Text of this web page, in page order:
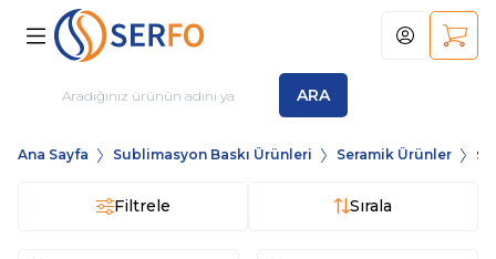
ARA
Hesabım
Ana Sayfa Sublimasyon Baskı Ürünleri Seramik Ürünler
Filtrele Sırala